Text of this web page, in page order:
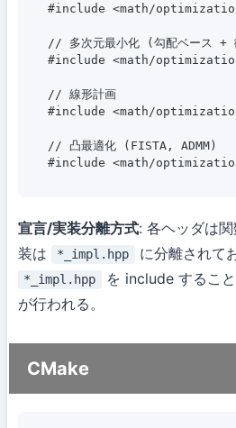
#include <math/
// 多次元最小化 (勾配ベース +
#include <math/
// 線形計画
#include <math/
// 凸最適化 (FISTA, ADMM)
#include <math/
宣言/実装分離方式: 各ヘッダは
装は
*_impl.hpp に分離されて
*_impl.hpp
を include するこ
が行われる。
CMake